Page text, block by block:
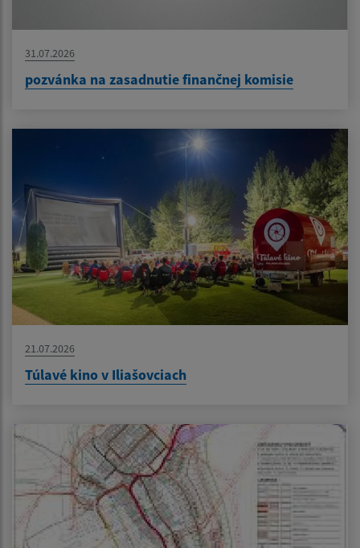
31.07.2026
pozvánka na zasadnutie finančnej komisie
21.07.2026
Túlavé kino v Iliašovciach